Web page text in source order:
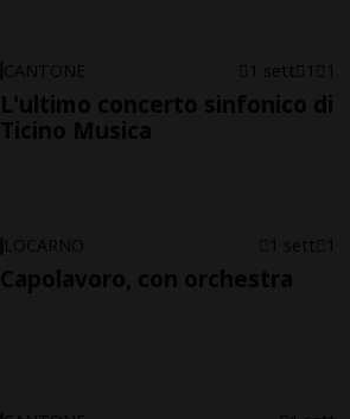
CANTONE 1 sett 1 1
L'ultimo concerto sinfonico di
Ticino Musica
LOCARNO 1 sett 1
Capolavoro, con orchestra